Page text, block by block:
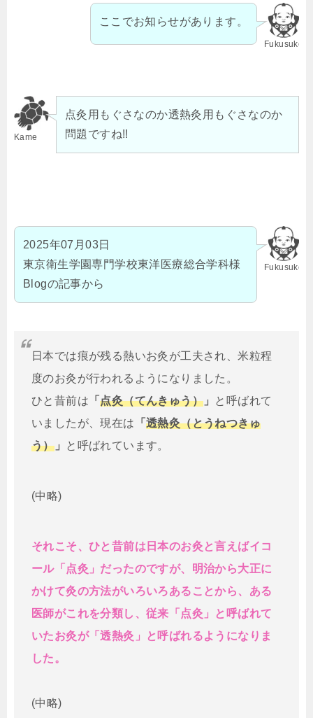
Fukusuke
ここでお知らせがあります。
Kame
点灸用もぐさなのか透熱灸用もぐさなのか
問題ですね!!
Fukusuke
2025年07月03日
東京衛生学園専門学校東洋医療総合学科様
Blogの記事から
日本では痕が残る熱いお灸が工夫され、米粒程
度のお灸が行われるようになりました。
ひと昔前は 「点灸（てんきゅう） 」
と呼ばれて
いましたが、現在は 「透熱灸（とうねつきゅ
う）」 と呼ばれています。
(中略)
それこそ、ひと昔前は日本のお灸と言えばイコ
ール「点灸」だったのですが、明治から大正に
かけて灸の方法がいろいろあることから、ある
医師がこれを分類し、従来「点灸」と呼ばれて
いたお灸が「透熱灸」と呼ばれるようになりま
した。
(中略)